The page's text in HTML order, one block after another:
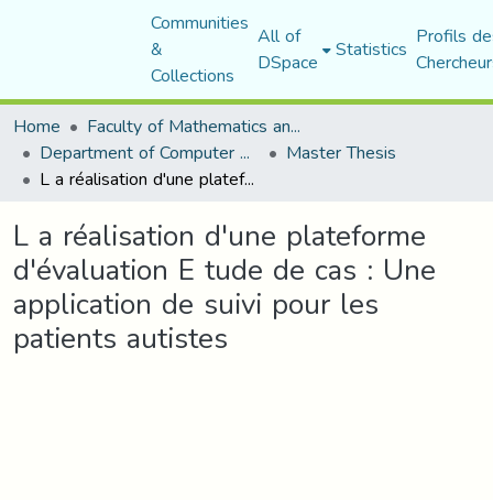
Communities
&
Collections
All of
DSpace Statistics Profils
Home
Faculty of Mathematics and Computer Science
Department of Computer Science Master Thesis
L a réalisation d'une plateforme d'évaluation E tude de cas : Une application de suivi pour les patients autistes
L a réalisation d'une plateforme
d'évaluation E tude de cas : Une
application de suivi pour les
patients autistes